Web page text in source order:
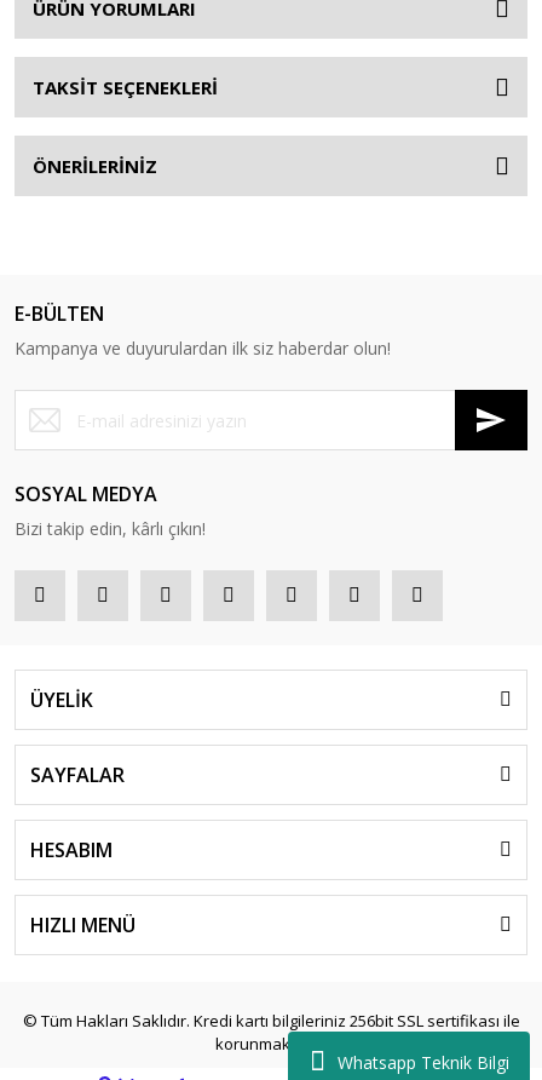
Whatsapp Teknik Bilgi
ÜRÜN YORUMLARI
TAKSİT SEÇENEKLERİ
ÖNERİLERİNİZ
E-BÜLTEN
Kampanya ve duyurulardan ilk siz haberdar olun!
SOSYAL MEDYA
Bizi takip edin, kârlı çıkın!
ÜYELİK
SAYFALAR
HESABIM
HIZLI MENÜ
© Tüm Hakları Saklıdır. Kredi kartı bilgileriniz 256bit SSL sertifikası ile
korunmaktadır.